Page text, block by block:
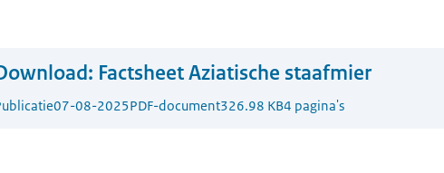
Factsheet Aziatische staafmier
07-08-2025PDF-document326.98 KB4 pagina's